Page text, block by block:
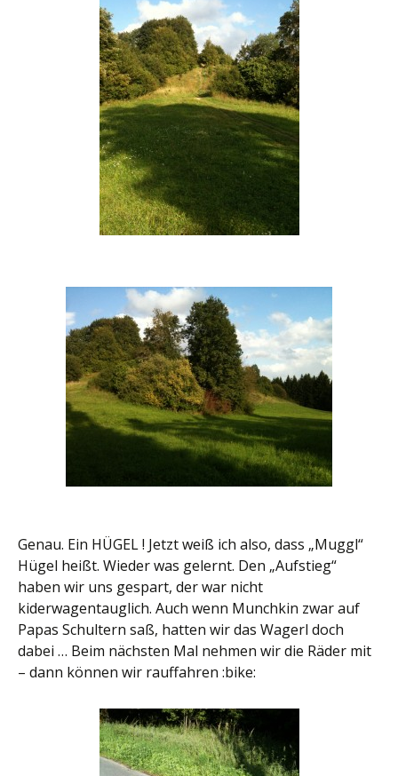
Genau. Ein HÜGEL ! Jetzt weiß ich also, dass „Muggl“
Hügel heißt. Wieder was gelernt. Den „Aufstieg“
haben wir uns gespart, der war nicht
kiderwagentauglich. Auch wenn Munchkin zwar auf
Papas Schultern saß, hatten wir das Wagerl doch
dabei … Beim nächsten Mal nehmen wir die Räder mit
– dann können wir rauffahren :bike: